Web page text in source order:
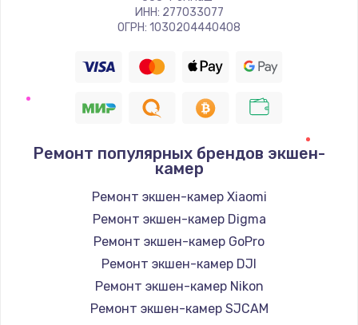
Замена корпусных элементов
Заказать
ИНН: 277033077
ОГРН: 1030204440408
Ремонт популярных брендов экшен-
камер
Ремонт экшен-камер Xiaomi
Ремонт экшен-камер Digma
Ремонт экшен-камер GoPro
Ремонт экшен-камер DJI
Ремонт экшен-камер Nikon
Ремонт экшен-камер SJCAM